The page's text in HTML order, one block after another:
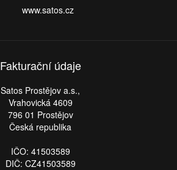
www.satos.cz
Fakturační údaje
Satos Prostějov a.s.,
Vrahovická 4609
796 01 Prostějov
Česká republika
IČO: 41503589
DIČ: CZ41503589